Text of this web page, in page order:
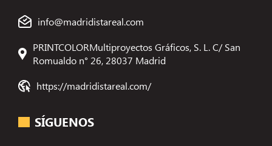
info@madridistareal.com
PRINTCOLORMultiproyectos Gráficos, S. L. C/ San
Romualdo n° 26, 28037 Madrid
https://madridistareal.com/
SÍGUENOS